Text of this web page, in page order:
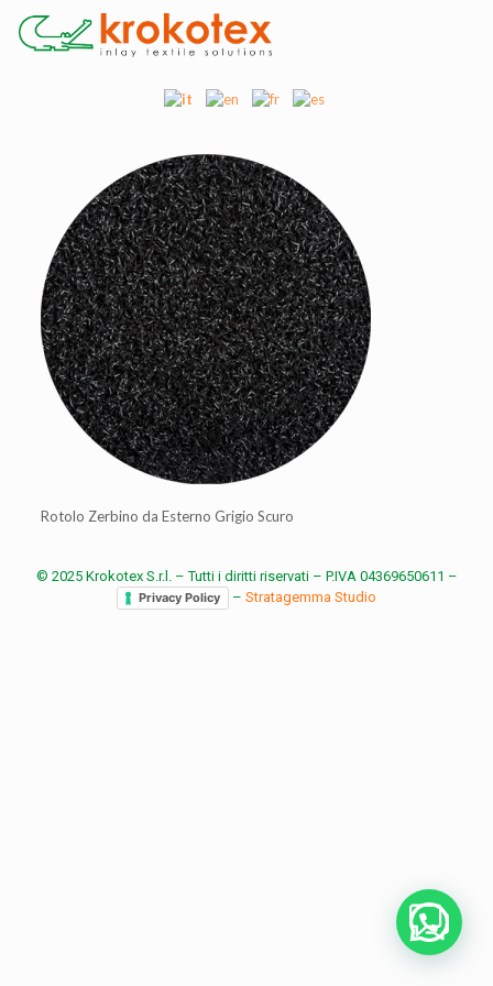
Rotolo Zerbino da Esterno Grigio Scuro
© 2025 Krokotex S.r.l. – Tutti i diritti riservati – P.IVA 04369650611 –
Privacy Policy – Stratagemma Studio